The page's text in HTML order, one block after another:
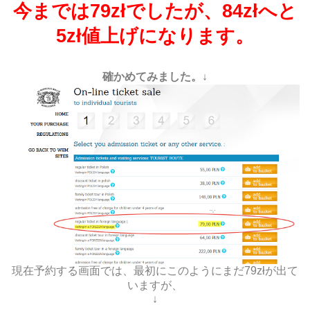
今までは79złでしたが、84złへと
5zł値上げになります。
確かめてみました。↓
現在予約する画面では、最初にこのようにまだ79złが出て
いますが、
↓